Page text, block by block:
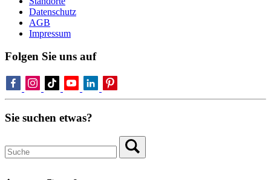
Datenschutz
AGB
Impressum
Folgen Sie uns auf
Sie suchen etwas?